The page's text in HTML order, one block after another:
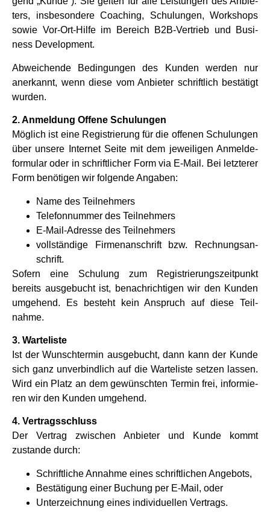
ters, ins­be­son­dere Coaching, Schulungen, Work­shops
sowie Vor-Ort-Hilfe im Bereich B2B-Vertrieb und Busi­
ness Development.
Abwei­chende Bedin­gun­gen des Kun­den wer­den nur
aner­kannt, wenn diese vom Anbie­ter schrift­lich bestä­tigt
wur­den.
2. Anmel­dung Offene Schulungen
Mög­lich ist eine Regi­strie­rung für die offe­nen Schulungen
über unsere Inter­net Seite mit dem jewei­li­gen Anmel­de­
for­mu­lar oder in schrift­li­cher Form via E‑Mail. Bei letz­te­rer
Form benö­ti­gen wir fol­gende Anga­ben:
Name des Teil­neh­mers
Tele­fon­num­mer des Teil­neh­mers
E‑Mail-Adresse des Teil­neh­mers
voll­stän­dige Fir­men­an­schrift bzw. Rech­nungs­an­
schrift.
Sofern eine Schu­lung zum Regi­strie­rungs­zeit­punkt
bereits aus­ge­bucht ist, benach­rich­ti­gen wir den Kun­den
umge­hend. Es besteht kein Anspruch auf diese Teil­
nahme.
3. War­te­li­ste
Ist der Wunsch­ter­min aus­ge­bucht, dann kann der Kunde
sich ganz unver­bind­lich auf die War­te­li­ste set­zen las­sen.
Wird ein Platz an dem gewünsch­ten Ter­min frei, infor­mie­
ren wir den Kun­den umge­hend.
4. Ver­trags­schluss
Der Ver­trag zwi­schen Anbie­ter und Kunde kommt
zustande durch:
Schrift­li­che Annahme eines schrift­li­chen Ange­bots,
Bestä­ti­gung einer Buchung per E‑Mail, oder
Unter­zeich­nung eines indi­vi­du­el­len Ver­trags.